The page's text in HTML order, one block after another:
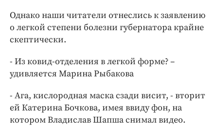
Однако наши читатели отнеслись к заявлению
о легкой степени болезни губернатора крайне
скептически.
- Из ковид-отделения в легкой форме? –
удивляется Марина Рыбакова
- Ага, кислородная маска сзади висит, - вторит
ей Катерина Бочкова, имея ввиду фон, на
котором Владислав Шапша снимал видео.